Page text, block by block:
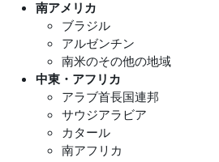
南アメリカ
ブラジル
アルゼンチン
南米のその他の地域
中東・アフリカ
アラブ首長国連邦
サウジアラビア
カタール
南アフリカ